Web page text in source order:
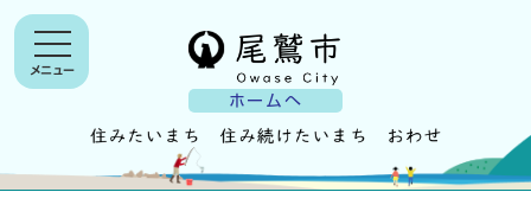
ホームへ
メニュー